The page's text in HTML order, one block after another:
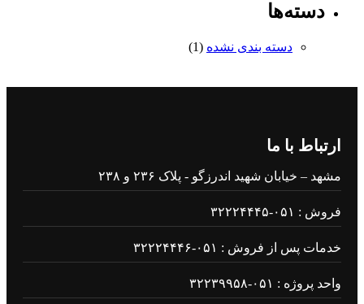
دسته‌ها
دسته بندی نشده (1)
ارتباط با ما
مشهد – خیابان شهید اندرزگو - پلاک ۲۳۶ و ۲۳۸
فروش : ۰۵۱-۳۲۲۲۴۴۴۵
خدمات پس از فروش : ۰۵۱-۳۲۲۲۴۴۴۶
واحد پروژه : ۰۵۱-۳۲۲۳۹۹۵۸